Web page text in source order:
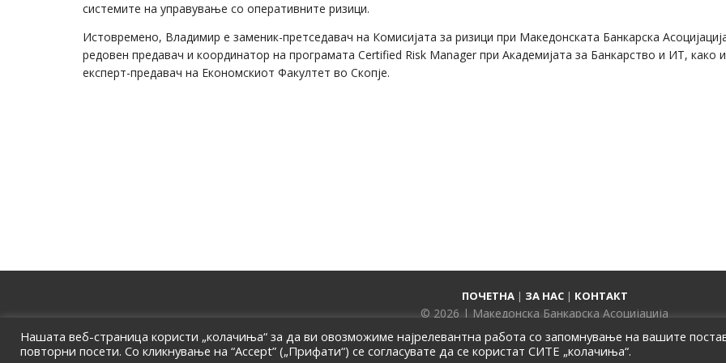
системите на управување со оперативните ризици.
Истовремено, Владимир е заменик-претседавач на Комисијата за ризици при Македонската Банкарска
редовен предавач и координатор на програмата Certified Risk Manager при Академијата за Банкарство и ИТ, како и
експерт-предавач на Економскиот Факултет во Скопје.
ПОЧЕТНА| ЗА НАС| КОНТАКТ
© 2026 | Македонска Банкарска Асоцијација
Само за членови
Нашата веб-страница користи „колачиња“ за да ви овозможиме најрелевантна работа со запомнување на вашите
повторни посети. Со кликнување на “Accept” („Прифати“) се согласувате да се користат СИТЕ „колачиња“.